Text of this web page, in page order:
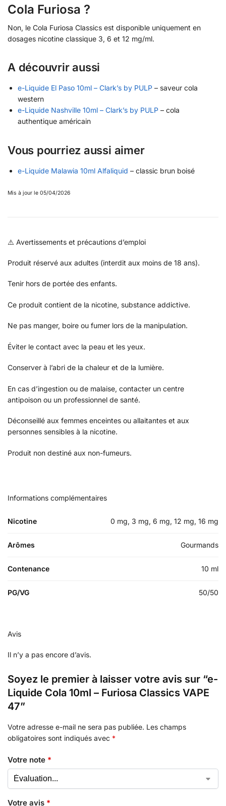
Cola Furiosa ?
Non, le Cola Furiosa Classics est disponible uniquement en
dosages nicotine classique 3, 6 et 12 mg/ml.
A découvrir aussi
e-Liquide El Paso 10ml – Clark’s by PULP – saveur cola
western
e-Liquide Nashville 10ml – Clark’s by PULP – cola
authentique américain
Vous pourriez aussi aimer
e-Liquide Malawia 10ml Alfaliquid – classic brun boisé
Mis à jour le 05/04/2026
⚠️ Avertissements et précautions d’emploi
Produit réservé aux adultes (interdit aux moins de 18 ans).
Tenir hors de portée des enfants.
Ce produit contient de la nicotine, substance addictive.
Ne pas manger, boire ou fumer lors de la manipulation.
Éviter le contact avec la peau et les yeux.
Conserver à l’abri de la chaleur et de la lumière.
En cas d’ingestion ou de malaise, contacter un centre
antipoison ou un professionnel de santé.
Déconseillé aux femmes enceintes ou allaitantes et aux
personnes sensibles à la nicotine.
Produit non destiné aux non-fumeurs.
Informations complémentaires
Nicotine 0 mg, 3 mg, 6 mg, 12 mg, 16 mg
Arômes Gourmands
Contenance 10 ml
PG/VG 50/50
Avis
Il n’y a pas encore d’avis.
Soyez le premier à laisser votre avis sur “e-
Liquide Cola 10ml – Furiosa Classics VAPE
47”
Votre adresse e-mail ne sera pas publiée. Les champs
obligatoires sont indiqués avec *
Votre note *
Votre avis *